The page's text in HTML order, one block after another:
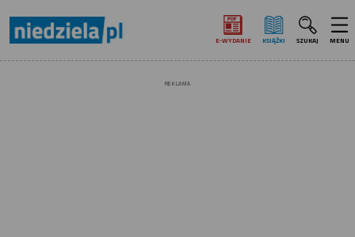
E‑WYDANIE KSIĄŻKI SZUKAJ MENU
REKLAMA